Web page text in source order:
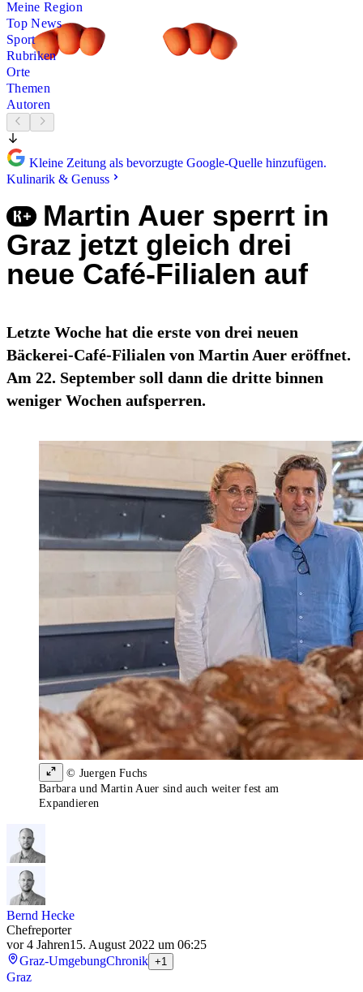
Meine Region
Top News
Sport
Rubriken
Orte
Themen
Autoren
Kleine Zeitung als bevorzugte Google-Quelle hinzufügen.
Kulinarik & Genuss
Martin Auer sperrt in
Graz jetzt gleich drei
neue Café-Filialen auf
Letzte Woche hat die erste von drei neuen
Bäckerei-Café-Filialen von Martin Auer eröffnet.
Am 22. September soll dann die dritte binnen
weniger Wochen aufsperren.
© Juergen Fuchs
Barbara und Martin Auer sind auch weiter fest am
Expandieren
Bernd Hecke
Chefreporter
vor 4 Jahren15. August 2022 um 06:25
Graz-UmgebungChronik +1
Graz